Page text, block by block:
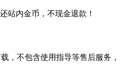
站内金币，不现金退款！
，不包含使用指导等售后服务，